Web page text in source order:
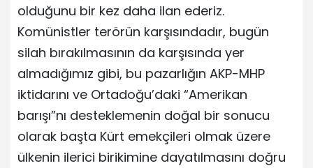
olduğunu bir kez daha ilan ederiz.
Komünistler terörün karşısındadır, bugün
silah bırakılmasının da karşısında yer
almadığımız gibi, bu pazarlığın AKP-MHP
iktidarını ve Ortadoğu’daki “Amerikan
barışı”nı desteklemenin doğal bir sonucu
olarak başta Kürt emekçileri olmak üzere
ülkenin ilerici birikimine dayatılmasını doğru